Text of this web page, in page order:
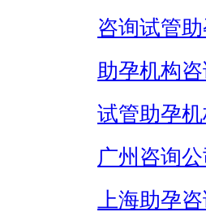
咨询试管
助孕机构
试管助孕
广州咨询
上海助孕